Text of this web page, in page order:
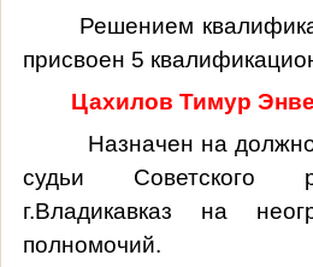
Решением
присвоен 5
Цахилов Тимур
Назначен на
судьи Советского
г.Владикавказ на
полномочий.